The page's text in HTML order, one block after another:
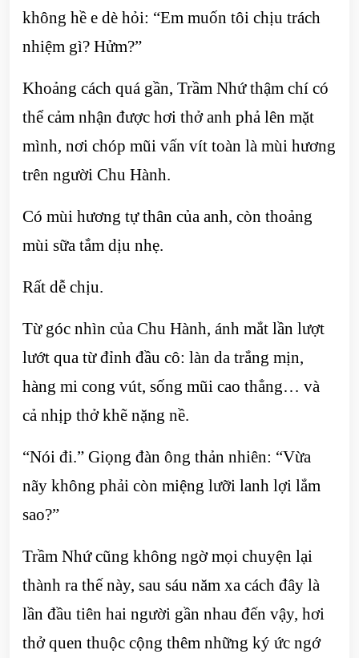
không hề e dè hỏi: “Em muốn tôi chịu trách
nhiệm gì? Hửm?”
Khoảng cách quá gần, Trầm Nhứ thậm chí có
thể cảm nhận được hơi thở anh phả lên mặt
mình, nơi chóp mũi vấn vít toàn là mùi hương
trên người Chu Hành.
Có mùi hương tự thân của anh, còn thoảng
mùi sữa tắm dịu nhẹ.
Rất dễ chịu.
Từ góc nhìn của Chu Hành, ánh mắt lần lượt
lướt qua từ đỉnh đầu cô: làn da trắng mịn,
hàng mi cong vút, sống mũi cao thẳng… và
cả nhịp thở khẽ nặng nề.
“Nói đi.” Giọng đàn ông thản nhiên: “Vừa
nãy không phải còn miệng lưỡi lanh lợi lắm
sao?”
Trầm Nhứ cũng không ngờ mọi chuyện lại
thành ra thế này, sau sáu năm xa cách đây là
lần đầu tiên hai người gần nhau đến vậy, hơi
thở quen thuộc cộng thêm những ký ức ngớ